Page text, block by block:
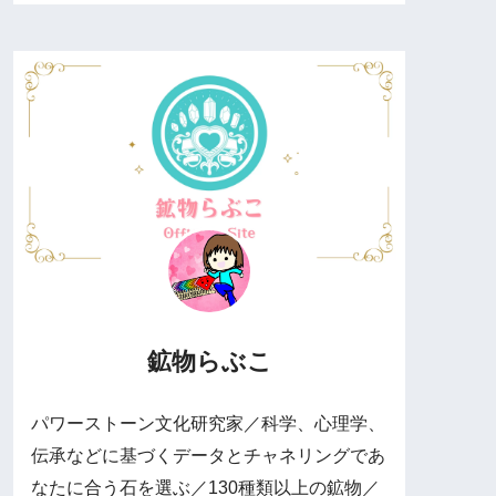
鉱物らぶこ
パワーストーン文化研究家／科学、心理学、
伝承などに基づくデータとチャネリングであ
なたに合う石を選ぶ／130種類以上の鉱物／